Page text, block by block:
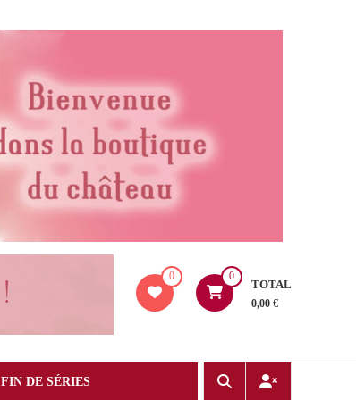
0 0
TOTAL
0,00 €
FIN DE SÉRIES